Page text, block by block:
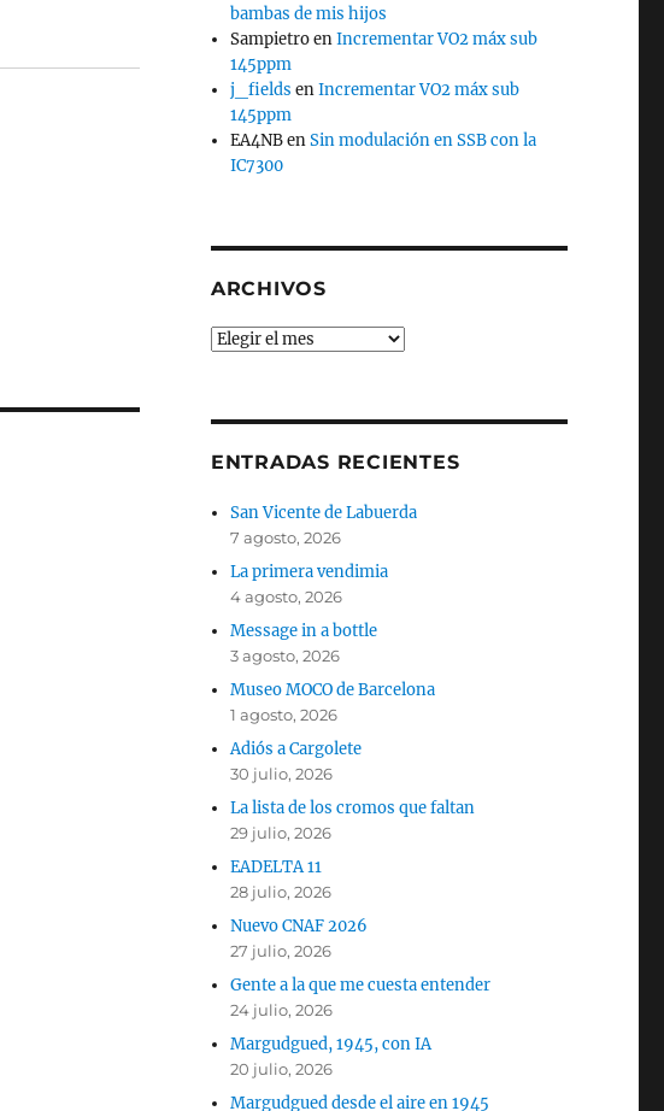
bambas de mis hijos
SampietroenIncrementar VO2 máx sub
145ppm
j_fields enIncrementar VO2 máx sub
145ppm
EA4NBenSin modulación en SSB con la
IC7300
ARCHIVOS
Archivos
ENTRADAS RECIENTES
San Vicente de Labuerda
7 agosto, 2026
La primera vendimia
4 agosto, 2026
Message in a bottle
3 agosto, 2026
Museo MOCO de Barcelona
1 agosto, 2026
Adiós a Cargolete
30 julio, 2026
La lista de los cromos que faltan
29 julio, 2026
EADELTA 11
28 julio, 2026
Nuevo CNAF 2026
27 julio, 2026
Gente a la que me cuesta entender
24 julio, 2026
Margudgued, 1945, con IA
20 julio, 2026
Margudgued desde el aire en 1945